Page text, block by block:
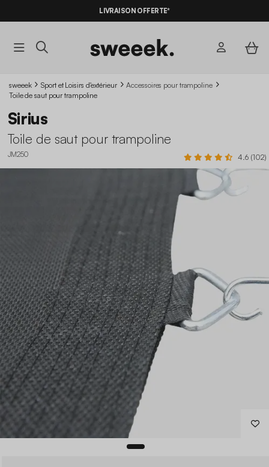
LIVRAISON OFFERTE*
sweeek Sport et Loisirs d'extérieur
Accessoires pour trampoline
Toile de saut pour trampoline
Sirius
Toile de saut pour trampoline
JM250 4.6 (102)